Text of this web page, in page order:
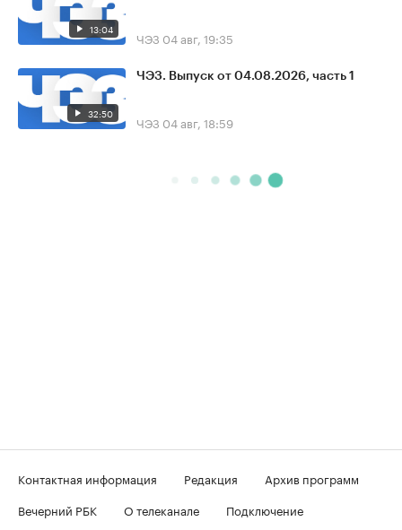
13:04 ЧЭЗ 04 авг, 19:35
32:50
ЧЭЗ. Выпуск от 04.08.2026, часть 1
ЧЭЗ 04 авг, 18:59
Контактная информация Редакция
Архив программ
Вечерний РБК
О телеканале
Подключение